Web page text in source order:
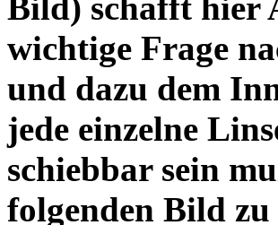
wichtige Frage
und dazu dem
jede einzelne
schiebbar sein
folgenden Bild